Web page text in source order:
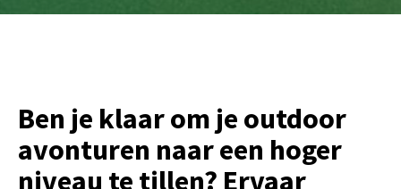
Ben je klaar om je outdoor
avonturen naar een hoger
niveau te tillen? Ervaar